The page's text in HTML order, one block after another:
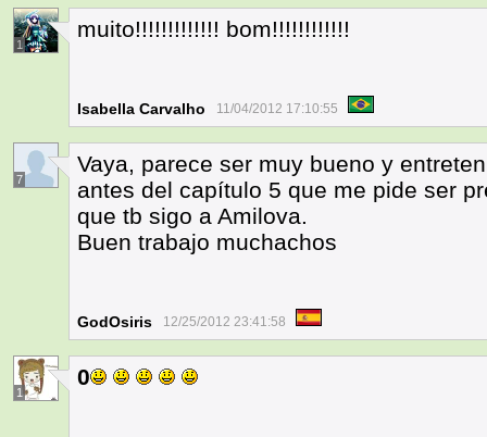
1
muito!!!!!!!!!!!!! bom!!!!!!!!!!!!
Isabella Carvalho 11/04/2012 17:10:55
7
Vaya, parece ser muy bueno y
antes del capítulo 5 que me pide ser
que tb sigo a Amilova.
Buen trabajo muchachos
GodOsiris 12/25/2012 23:41:58
1
0